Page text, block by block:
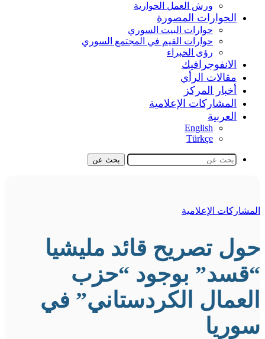
ورش العمل الحوارية
الحوارات المصورة
حوارات البيت السوري
حوارات القيم في المجتمع السوري
رؤى الخبراء
الانفوجرافيك
مقالات الرأي
أخبار المركز
المشاركات الإعلامية
العربية
English
Türkçe
بحث عن
المشاركات الإعلامية
حول تصريح قائد مليشيا
“قسد” بوجود “حزب
العمال الكردستاني” في
سوريا